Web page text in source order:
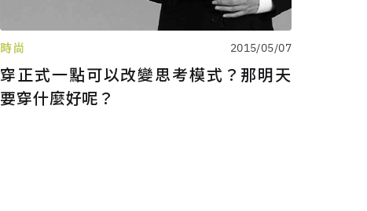
時尚 2015/05/07
穿正式一點可以改變思考模式？那明天
要穿什麼好呢？